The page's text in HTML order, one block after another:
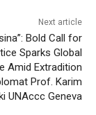
Next article
Bold Call for
Sparks Global
Amid Extradition
Prof. Karim
UNAccc Geneva